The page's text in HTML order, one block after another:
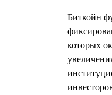
Биткойн
которых